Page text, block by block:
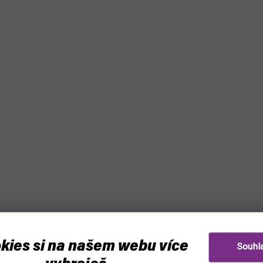
si na našem webu více
–